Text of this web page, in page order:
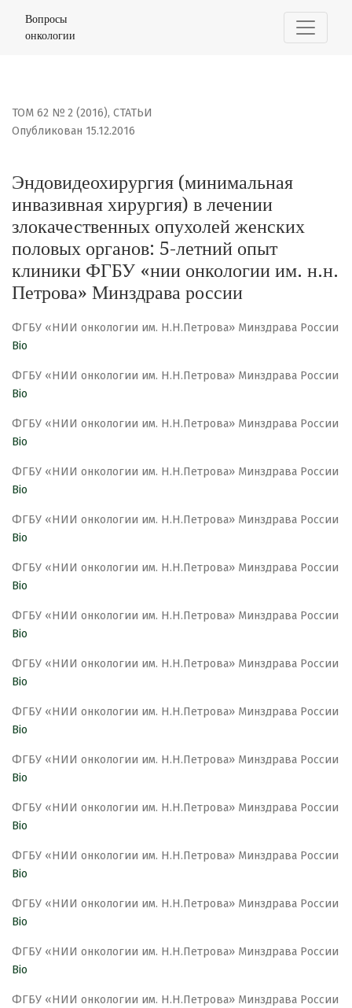
Эндовидеохирургия (минимальная инвазивная
Вопросы
онкологии
ТОМ 62 № 2 (2016), СТАТЬИ
Эндовидеохирургия (минимальная
инвазивная хирургия) в лечении
злокачественных опухолей женских
половых органов: 5-летний опыт
клиники ФГБУ «нии онкологии им. н.н.
Петрова» Минздрава россии
Опубликован 15.12.2016
ФГБУ «НИИ онкологии им. Н.Н.Петрова» Минздрава России
Bio
ФГБУ «НИИ онкологии им. Н.Н.Петрова» Минздрава России
Bio
ФГБУ «НИИ онкологии им. Н.Н.Петрова» Минздрава России
Bio
ФГБУ «НИИ онкологии им. Н.Н.Петрова» Минздрава России
Bio
ФГБУ «НИИ онкологии им. Н.Н.Петрова» Минздрава России
Bio
ФГБУ «НИИ онкологии им. Н.Н.Петрова» Минздрава России
Bio
ФГБУ «НИИ онкологии им. Н.Н.Петрова» Минздрава России
Bio
ФГБУ «НИИ онкологии им. Н.Н.Петрова» Минздрава России
Bio
ФГБУ «НИИ онкологии им. Н.Н.Петрова» Минздрава России
Bio
ФГБУ «НИИ онкологии им. Н.Н.Петрова» Минздрава России
Bio
ФГБУ «НИИ онкологии им. Н.Н.Петрова» Минздрава России
Bio
ФГБУ «НИИ онкологии им. Н.Н.Петрова» Минздрава России
Bio
ФГБУ «НИИ онкологии им. Н.Н.Петрова» Минздрава России
Bio
ФГБУ «НИИ онкологии им. Н.Н.Петрова» Минздрава России
Bio
ФГБУ «НИИ онкологии им. Н.Н.Петрова» Минздрава России